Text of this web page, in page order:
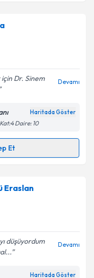
takvimi talebi
almanız için bir
bilgilendireceğiz.
ilişkin
Aydınlatma
belirtilen
ediyorum.
Dr. Sinem
Devamı
Haritada Göster
Daire: 10
Et
takvimi talebi
almanız için bir
bilgilendireceğiz.
Eraslan
düşüyordum
Devamı
Haritada Göster